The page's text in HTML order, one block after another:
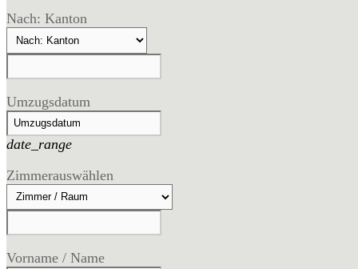
Nach: Kanton
Umzugsdatum
date_range
Zimmerauswählen
Vorname / Name